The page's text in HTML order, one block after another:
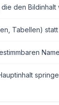
den Bildinhalt
Tabellen)